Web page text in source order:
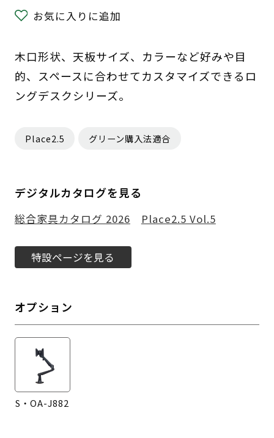
お気に入りに追加
木口形状、天板サイズ、カラーなど好みや目
的、スペースに合わせてカスタマイズできるロ
ングデスクシリーズ。
Place2.5 グリーン購入法適合
デジタルカタログを見る
総合家具カタログ 2026 Place2.5 Vol.5
特設ページを見る
オプション
S・OA-J882